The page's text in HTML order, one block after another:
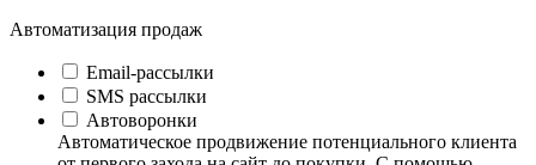
Автоматизация продаж
Email-рассылки
SMS рассылки
Автоворонки
Автоматическое продвижение потенциального клиента